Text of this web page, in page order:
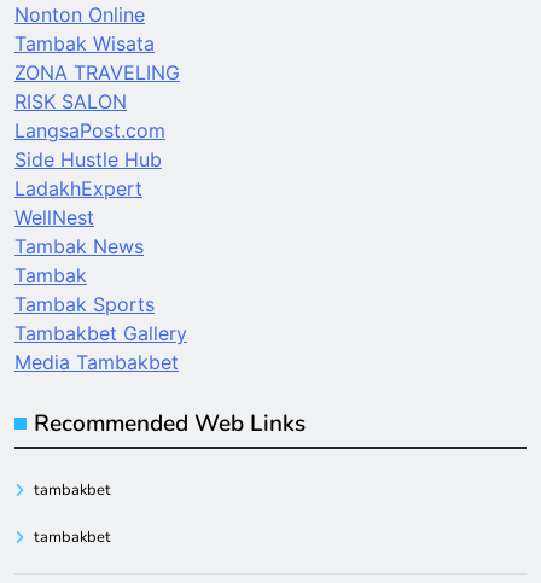
Nonton Online
Tambak Wisata
ZONA TRAVELING
RISK SALON
LangsaPost.com
Side Hustle Hub
LadakhExpert
WellNest
Tambak News
Tambak
Tambak Sports
Tambakbet Gallery
Media Tambakbet
Recommended Web Links
tambakbet
tambakbet